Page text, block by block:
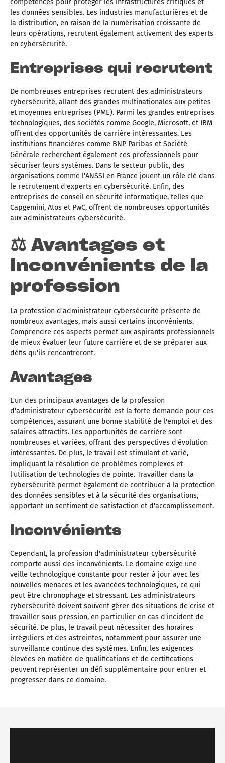
compétences pour protéger les infrastructures critiques et
les données sensibles. Les industries manufacturières et de
la distribution, en raison de la numérisation croissante de
leurs opérations, recrutent également activement des experts
en cybersécurité.
Entreprises qui recrutent
De nombreuses entreprises recrutent des administrateurs
cybersécurité, allant des grandes multinationales aux petites
et moyennes entreprises (PME). Parmi les grandes entreprises
technologiques, des sociétés comme Google, Microsoft, et IBM
offrent des opportunités de carrière intéressantes. Les
institutions financières comme BNP Paribas et Société
Générale recherchent également ces professionnels pour
sécuriser leurs systèmes. Dans le secteur public, des
organisations comme l'ANSSI en France jouent un rôle clé dans
le recrutement d'experts en cybersécurité. Enfin, des
entreprises de conseil en sécurité informatique, telles que
Capgemini, Atos et PwC, offrent de nombreuses opportunités
aux administrateurs cybersécurité.
⚖️ Avantages et
Inconvénients de la
profession
La profession d'administrateur cybersécurité présente de
nombreux avantages, mais aussi certains inconvénients.
Comprendre ces aspects permet aux aspirants professionnels
de mieux évaluer leur future carrière et de se préparer aux
défis qu'ils rencontreront.
Avantages
L'un des principaux avantages de la profession
d'administrateur cybersécurité est la forte demande pour ces
compétences, assurant une bonne stabilité de l'emploi et des
salaires attractifs. Les opportunités de carrière sont
nombreuses et variées, offrant des perspectives d'évolution
intéressantes. De plus, le travail est stimulant et varié,
impliquant la résolution de problèmes complexes et
l'utilisation de technologies de pointe. Travailler dans la
cybersécurité permet également de contribuer à la protection
des données sensibles et à la sécurité des organisations,
apportant un sentiment de satisfaction et d'accomplissement.
Inconvénients
Cependant, la profession d'administrateur cybersécurité
comporte aussi des inconvénients. Le domaine exige une
veille technologique constante pour rester à jour avec les
nouvelles menaces et les avancées technologiques, ce qui
peut être chronophage et stressant. Les administrateurs
cybersécurité doivent souvent gérer des situations de crise et
travailler sous pression, en particulier en cas d'incident de
sécurité. De plus, le travail peut nécessiter des horaires
irréguliers et des astreintes, notamment pour assurer une
surveillance continue des systèmes. Enfin, les exigences
élevées en matière de qualifications et de certifications
peuvent représenter un défi supplémentaire pour entrer et
progresser dans ce domaine.